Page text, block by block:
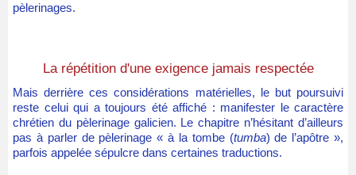
pèlerinages.
La répétition d'une exigence jamais respectée
Mais derrière ces considérations matérielles, le but poursuivi
reste celui qui a toujours été affiché : manifester le caractère
chrétien du pèlerinage galicien. Le chapitre n’hésitant d’ailleurs
pas à parler de pèlerinage « à la tombe (tumba) de l’apôtre »,
parfois appelée sépulcre dans certaines traductions.